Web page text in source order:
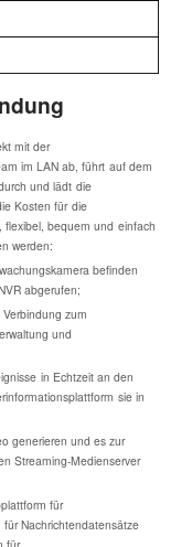
mit der
im LAN ab, führt auf dem
und lädt die
Kosten für die
flexibel, bequem und einfach
werden:
befinden
abgerufen;
zum
und
in Echtzeit an den
sie in
generieren und es zur
Streaming-Medienserver
für
Nachrichtendatensätze